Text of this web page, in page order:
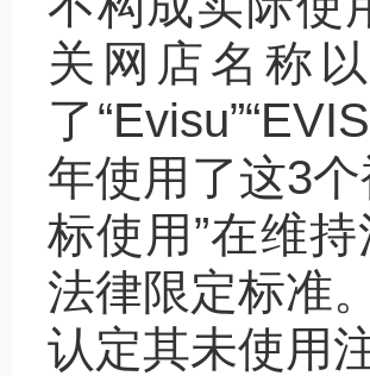
关网店名称
了
年使用了这3
标使用”在维
法律限定标准
认定其未使用